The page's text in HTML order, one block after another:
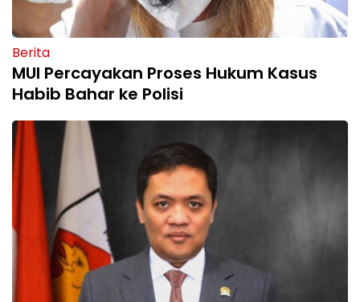
Berita
MUI Percayakan Proses Hukum Kasus
Habib Bahar ke Polisi